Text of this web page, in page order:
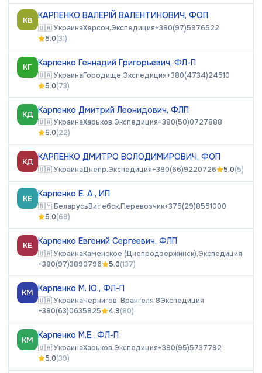
КВ КАРПЕНКО ВАЛЕРІЙ ВАЛЕНТИНОВИЧ, ФОП
🇺🇦УкраинаХерсон,Экспедиция+380(97)5976522
5.0(31)
КГ Карпенко Геннадий Григорьевич, ФЛ-П
🇺🇦УкраинаГородище,Экспедиция+380(4734)24510
5.0(73)
КД Карпенко Дмитрий Леонидович, ФЛП
🇺🇦УкраинаХарьков,Экспедиция+380(50)0727888
5.0(22)
КД КАРПЕНКО ДМИТРО ВОЛОДИМИРОВИЧ, ФОП
🇺🇦УкраинаДнепр,Экспедиция+380(66)9220726 5.0(5)
КЕ Карпенко Е. А., ИП
🇧🇾БеларусьВитебск,Перевозчик+375(29)8551000
5.0(69)
КЕ Карпенко Евгений Сергеевич, ФЛП
🇺🇦УкраинаКаменское (Днепродзержинск),Экспедиция
+380(97)3890796
5.0(137)
КМ Карпенко М. Ю., ФЛ-П
🇺🇦УкраинаЧернигов, Врангеля 8Экспедиция
+380(63)0635825
4.9(80)
КМ Карпенко М.Е., ФЛ-П
🇺🇦УкраинаХарьков,Экспедиция+380(95)5737792
5.0(39)